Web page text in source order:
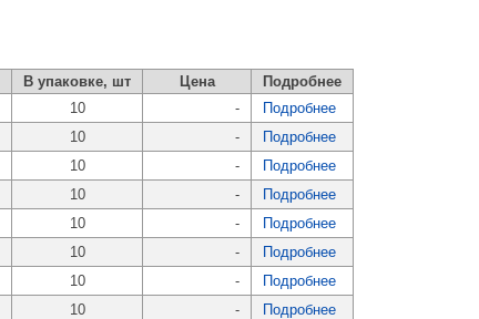
В упаковке, шт Цена
Подробнее
10 -
Подробнее
10 -
Подробнее
10 -
Подробнее
10 -
Подробнее
10 -
Подробнее
10 -
Подробнее
10 -
Подробнее
10 -
Подробнее